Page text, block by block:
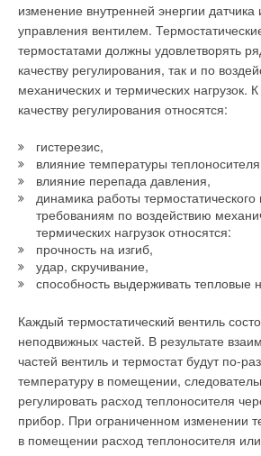
изменение внутренней энергии датчика
управления вентилем.
термостатами должны удовлетворять
качеству регулирования, так и по
механических и термических нагрузок.
качеству регулирования относятся:
гистерезис,
влияние температуры
влияние перепада давления,
динамика работы термостатического
требованиям по воздействию
термических нагрузок относятся:
прочность на изгиб,
удар, скручивание,
способность выдерживать тепловые
Каждый термостатический вентиль
неподвижных частей. В результате
частей вентиль и термостат будут по-
температуру в помещении,
регулировать расход теплоносителя
прибор. При ограниченном изменении
в помещении расход теплоносителя